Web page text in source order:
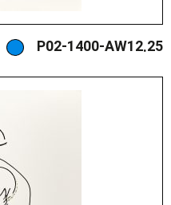
P02-1400-AW12.25